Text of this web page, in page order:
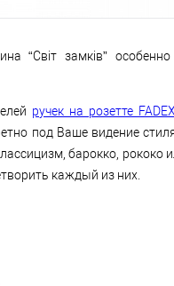
“Світ замків”
ручек на розетте
под Ваше видение
барокко, рококо
каждый из них.